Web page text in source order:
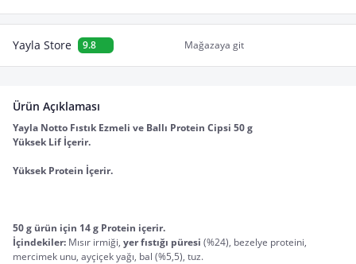
Yayla Store 9.8 Mağazaya git
Ürün Açıklaması
Yayla Notto Fıstık Ezmeli ve Ballı Protein Cipsi 50 g
Yüksek Lif İçerir.
Yüksek Protein İçerir.
50 g ürün için 14 g Protein içerir.
İçindekiler: Mısır irmiği, yer fıstığı püresi (%24), bezelye proteini,
mercimek unu, ayçiçek yağı, bal (%5,5), tuz.